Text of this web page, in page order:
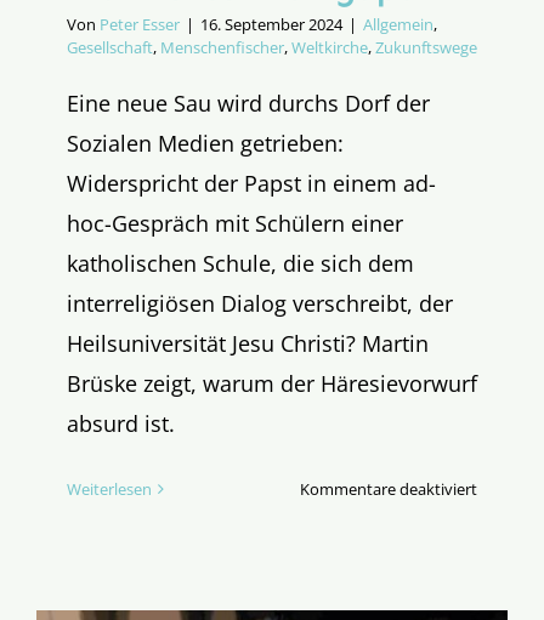
Von Peter Esser | 16. September 2024 | Allgemein,
Gesellschaft, Menschenfischer,Weltkirche,Zukunftswege
Eine neue Sau wird durchs Dorf der
Sozialen Medien getrieben:
Widerspricht der Papst in einem ad-
hoc-Gespräch mit Schülern einer
katholischen Schule, die sich dem
interreligiösen Dialog verschreibt, der
Heilsuniversität Jesu Christi? Martin
Brüske zeigt, warum der Häresievorwurf
absurd ist.
Weiterlesen Kommentare deaktiviertfür